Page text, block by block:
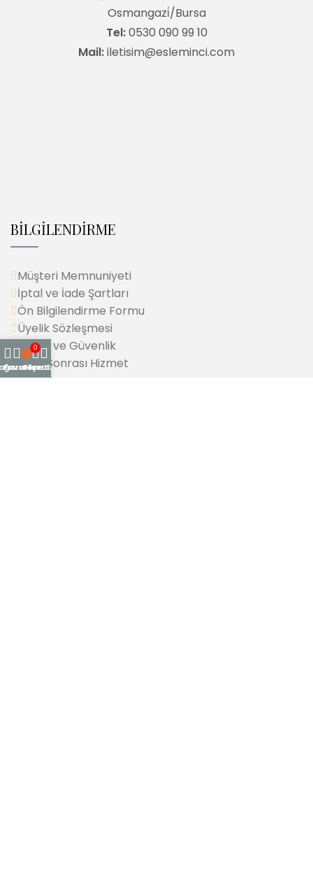
Osmangazi̇/Bursa
Tel:0530 090 99 10
Mail:iletisim@esleminci.com
BİLGİLENDİRME
Müşteri Memnuniyeti
İptal ve İade Şartları
Ön Bilgilendirme Formu
Üyelik Sözleşmesi
Gizlilik ve Güvenlik
Satış Sonrası Hizmet
K.V.K.K.
Favoriler
0
Sepet
Hesabım